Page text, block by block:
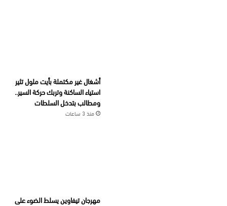
أشغال غير مكتملة بأيت ملول تثير
استياء الساكنة وتربك حركة السير..
ومطالب بتدخل السلطات
منذ 3 ساعات
مهرجان تيفاوين يسلط الضوء على